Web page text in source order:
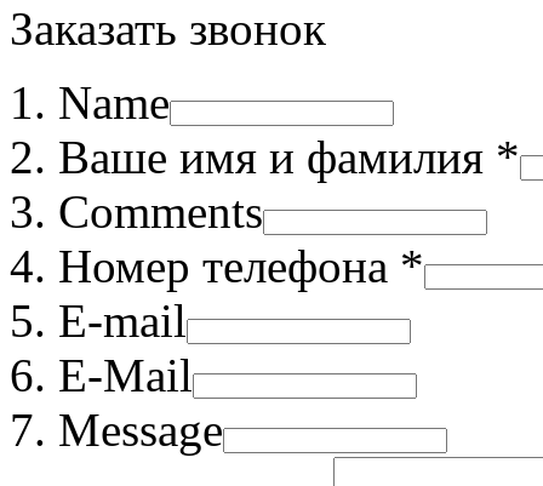
Заказать звонок
Name
Ваше имя и фамилия *
Comments
Номер телефона *
E-mail
E-Mail
Message